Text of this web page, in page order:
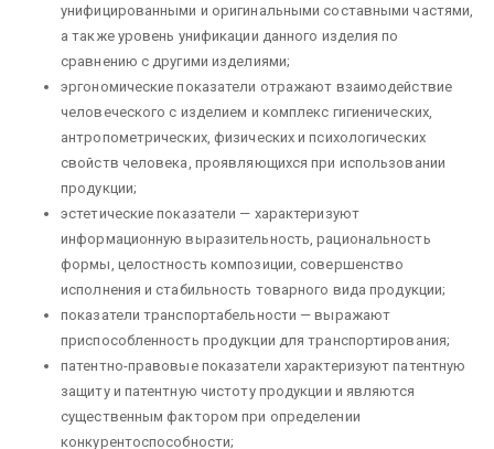
унифицированными и оригинальными составными частями,
а также уровень унификации данного изделия по
сравнению с другими изделиями;
эргономические показатели отражают взаимодействие
человеческого с изделием и комплекс гигиенических,
антропометрических, физических и психологических
свойств человека, проявляющихся при использовании
продукции;
эстетические показатели — характеризуют
информационную выразительность, рациональность
формы, целостность композиции, совершенство
исполнения и стабильность товарного вида продукции;
показатели транспортабельности — выражают
приспособленность продукции для транспортирования;
патентно-правовые показатели характеризуют патентную
защиту и патентную чистоту продукции и являются
существенным фактором при определении
конкурентоспособности;